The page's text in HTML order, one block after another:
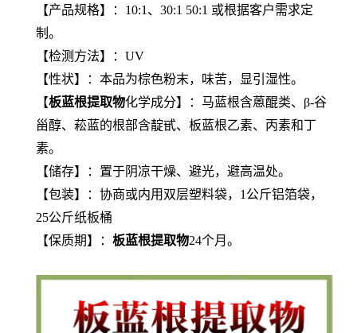
【产品规格】：10:1、30:1 50:1 或根据客户需求定
制。
【检测方法】：UV
【性状】：本品为棕色粉末，味苦，显引湿性。
【板蓝根提取物化学成分】：马蓝根含蒽醌类、β-谷
甾醇、菘蓝的根部含靛甙、板蓝根乙素、丙素和丁
素。
【储存】：置于阴凉干燥、避光，避高温处。
【包装】：协商或内用双层塑料袋，1公斤铝箔袋，
25公斤纸板桶
【保质期】： 板蓝根提取物24个月。